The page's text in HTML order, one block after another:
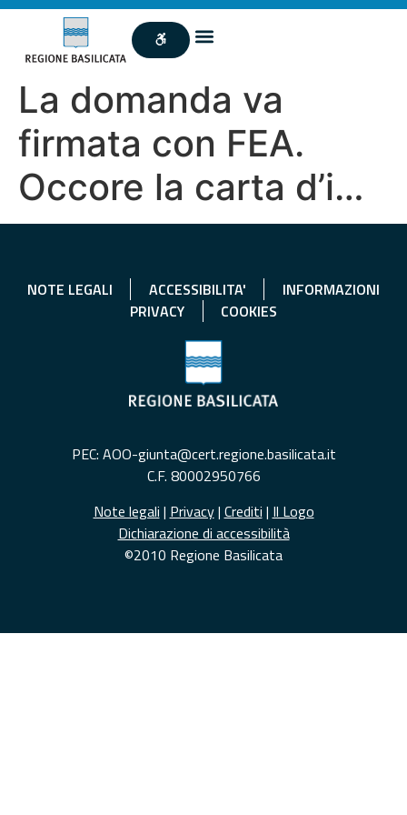
La domanda va
firmata con FEA.
Occore la carta d’i…
NOTE LEGALI ACCESSIBILITA'
INFORMAZIONI
PRIVACY
COOKIES
PEC: AOO-giunta@cert.regione.basilicata.it
C.F. 80002950766
Note legali | Privacy| Crediti | Il Logo
Dichiarazione di accessibilità
©2010 Regione Basilicata